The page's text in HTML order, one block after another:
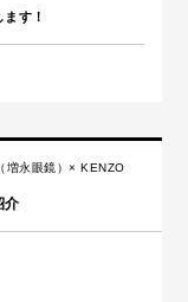
す！
増永眼鏡）× KENZO